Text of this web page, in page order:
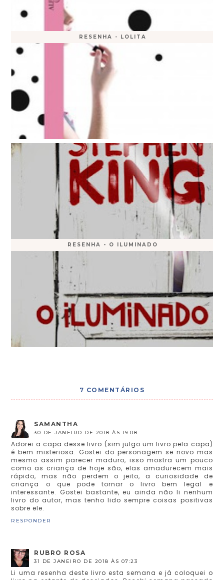
RESENHA - LOLITA
RESENHA - O ILUMINADO
7 COMENTÁRIOS
SAMANTHA
30 DE JANEIRO DE 2018 ÀS 19:08
Adorei a capa desse livro (sim julgo um livro pela capa)
é bem misteriosa. Gostei do personagem se novo mas
mesmo assim parecer maduro, isso mostra um pouco
como as criança de hoje são, elas amadurecem mais
rápido, mas não perdem o jeito, a curiosidade de
criança o que pode tornar o livro bem legal e
interessante. Gostei bastante, eu ainda não li nenhum
livro do autor, mas tenho lido sempre coisas positivas
sobre ele.
RESPONDER
RUBRO ROSA
31 DE JANEIRO DE 2018 ÀS 07:23
Li uma resenha deste livro esta semana e já coloquei o